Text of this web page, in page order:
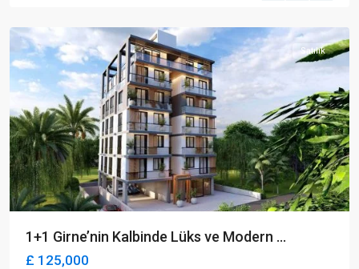
Satılık
1+1 Girne’nin Kalbinde Lüks ve Modern ...
£ 125,000